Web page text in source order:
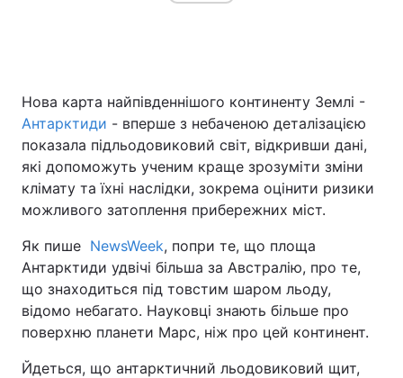
Економіка Світ
Спорт Наука
Техно і зв'язок Лайт
Здоров'я Туризм
Цікавинки Погода
Нова карта найпівденнішого континенту Землі -
Антарктиди - вперше з небаченою деталізацією
показала підльодовиковий світ, відкривши дані,
які допоможуть ученим краще зрозуміти зміни
клімату та їхні наслідки, зокрема оцінити ризики
можливого затоплення прибережних міст.
Як пише NewsWeek, попри те, що площа
Антарктиди удвічі більша за Австралію, про те,
що знаходиться під товстим шаром льоду,
відомо небагато. Науковці знають більше про
поверхню планети Марс, ніж про цей континент.
Йдеться, що антарктичний льодовиковий щит,